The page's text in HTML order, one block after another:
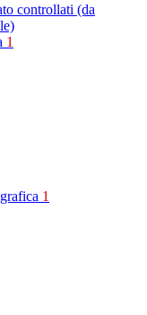
controllati (da
1
1